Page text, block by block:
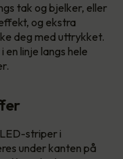
tak og bjelker, eller
og ekstra
deg med uttrykket.
linje langs hele
striper i
under kanten på